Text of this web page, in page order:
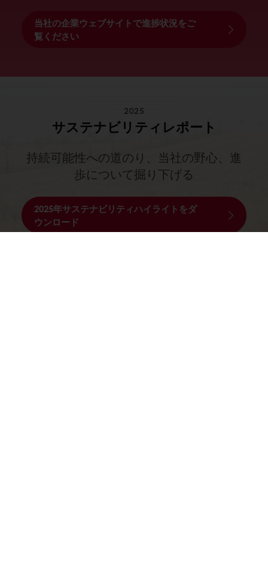
当社の企業ウェブサイトで進捗状況をご
覧ください
2025
サステナビリティレポート
持続可能性への道のり、当社の野心、進
歩について掘り下げる
2025年サステナビリティハイライトをダ
ウンロード